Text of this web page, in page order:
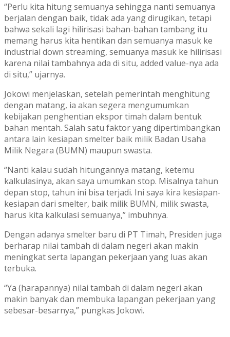
“Perlu kita hitung semuanya sehingga nanti semuanya
berjalan dengan baik, tidak ada yang dirugikan, tetapi
bahwa sekali lagi hilirisasi bahan-bahan tambang itu
memang harus kita hentikan dan semuanya masuk ke
industrial down streaming, semuanya masuk ke hilirisasi
karena nilai tambahnya ada di situ, added value-nya ada
di situ,” ujarnya.
Jokowi menjelaskan, setelah pemerintah menghitung
dengan matang, ia akan segera mengumumkan
kebijakan penghentian ekspor timah dalam bentuk
bahan mentah. Salah satu faktor yang dipertimbangkan
antara lain kesiapan smelter baik milik Badan Usaha
Milik Negara (BUMN) maupun swasta.
“Nanti kalau sudah hitungannya matang, ketemu
kalkulasinya, akan saya umumkan stop. Misalnya tahun
depan stop, tahun ini bisa terjadi. Ini saya kira kesiapan-
kesiapan dari smelter, baik milik BUMN, milik swasta,
harus kita kalkulasi semuanya,” imbuhnya.
Dengan adanya smelter baru di PT Timah, Presiden juga
berharap nilai tambah di dalam negeri akan makin
meningkat serta lapangan pekerjaan yang luas akan
terbuka.
“Ya (harapannya) nilai tambah di dalam negeri akan
makin banyak dan membuka lapangan pekerjaan yang
sebesar-besarnya,” pungkas Jokowi.